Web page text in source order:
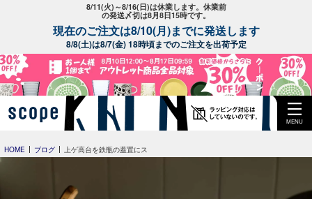
8/11(火)～8/16(日)は休業します。休業前
の発送〆切は8月8日15時です。
現在のご注文は8/10(月)までに発送します
8/8(土)は8/7(金) 18時頃までのご注文を出荷予定
MENU
HOME ブログ 上ゲ高台を鉄瓶の蓋置にス